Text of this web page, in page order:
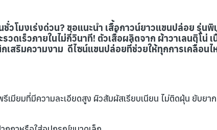
วโมงเร่งด่วน? ขอแนะนำ เสื้อกาวน์ยาวแขนปล่อย รุ่น
ดเร็วภายในไม่กี่วินาที! ตัวเสื้อผลิตจาก ผ้าวาเลนติโน่
สริมความงาม ดีไซน์แขนปล่อยที่ช่วยให้ทุกการเคลื่อนไ
เมียมที่มีความละเอียดสูง ผิวสัมผัสเรียบเนียน ไม่ติดฝุ่น ยับยาก